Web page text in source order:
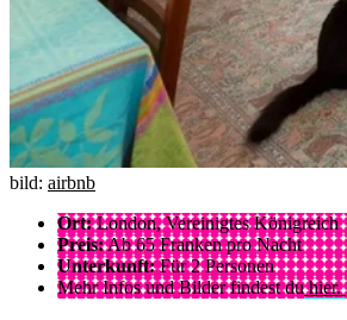
bild: airbnb
Ort:London, Vereinigtes Königreich
Preis:Ab 65 Franken pro Nacht
Unterkunft:Für 2 Personen
Mehr Infos und Bilder findest duhier.